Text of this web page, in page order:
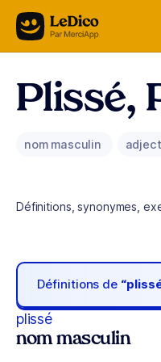
Aller au contenu
Plissé,
nom masculin
Définitions, synonymes,
Définitions de
plissé
nom masculin